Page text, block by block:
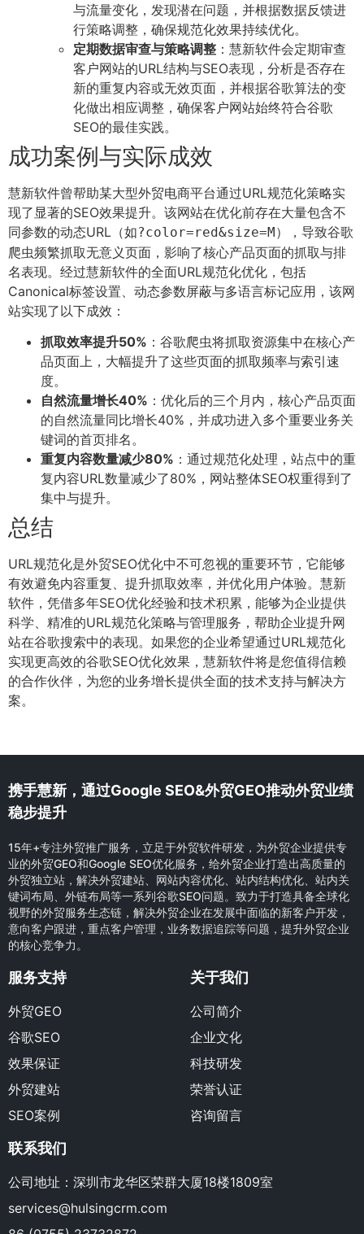
与流量变化，发现潜在问题，并根据数据反馈进
行策略调整，确保规范化效果持续优化。
定期数据审查与策略调整 ：慧新软件会定期审查
客户网站的URL结构与SEO表现，分析是否存在
新的重复内容或无效页面，并根据谷歌算法的变
化做出相应调整，确保客户网站始终符合谷歌
SEO的最佳实践。
成功案例与实际成效
慧新软件曾帮助某大型外贸电商平台通过URL规范化策略实
现了显著的SEO效果提升。该网站在优化前存在大量包含不
同参数的动态URL（如?color=red&size=M），导致谷歌
爬虫频繁抓取无意义页面，影响了核心产品页面的抓取与排
名表现。经过慧新软件的全面URL规范化优化，包括
Canonical标签设置、动态参数屏蔽与多语言标记应用，该网
站实现了以下成效：
抓取效率提升50% ：谷歌爬虫将抓取资源集中在核心产
品页面上，大幅提升了这些页面的抓取频率与索引速
度。
自然流量增长40% ：优化后的三个月内，核心产品页面
的自然流量同比增长40%，并成功进入多个重要业务关
键词的首页排名。
重复内容数量减少80% ：通过规范化处理，站点中的重
复内容URL数量减少了80%，网站整体SEO权重得到了
集中与提升。
总结
URL规范化是外贸SEO优化中不可忽视的重要环节，它能够
有效避免内容重复、提升抓取效率，并优化用户体验。慧新
软件，凭借多年SEO优化经验和技术积累，能够为企业提供
科学、精准的URL规范化策略与管理服务，帮助企业提升网
站在谷歌搜索中的表现。如果您的企业希望通过URL规范化
实现更高效的谷歌SEO优化效果，慧新软件将是您值得信赖
的合作伙伴，为您的业务增长提供全面的技术支持与解决方
案。
携手慧新，通过Google SEO&外贸GEO推动外贸业绩
稳步提升
15年+专注外贸推广服务，立足于外贸软件研发，为外贸企业提供专
业的外贸GEO和Google SEO优化服务，给外贸企业打造出高质量的
外贸独立站，解决外贸建站、网站内容优化、站内结构优化、站内关
键词布局、外链布局等一系列谷歌SEO问题。致力于打造具备全球化
视野的外贸服务生态链，解决外贸企业在发展中面临的新客户开发，
意向客户跟进，重点客户管理，业务数据追踪等问题，提升外贸企业
的核心竞争力。
服务支持
外贸GEO
谷歌SEO
效果保证
外贸建站
SEO案例
关于我们
公司简介
企业文化
科技研发
荣誉认证
咨询留言
联系我们
公司地址：深圳市龙华区荣群大厦18楼1809室
services@hulsingcrm.com